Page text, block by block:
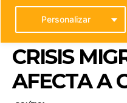
Personalizar
TENER UN
CRISIS
AFECTA A